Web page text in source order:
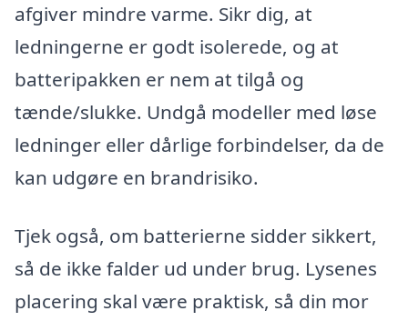
afgiver mindre varme. Sikr dig, at
ledningerne er godt isolerede, og at
batteripakken er nem at tilgå og
tænde/slukke. Undgå modeller med løse
ledninger eller dårlige forbindelser, da de
kan udgøre en brandrisiko.
Tjek også, om batterierne sidder sikkert,
så de ikke falder ud under brug. Lysenes
placering skal være praktisk, så din mor